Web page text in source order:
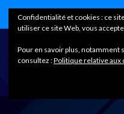
Confidentialité et cookies : ce
utiliser ce site Web, vous
Pour en savoir plus, notamment
consultez :Politique relative aux